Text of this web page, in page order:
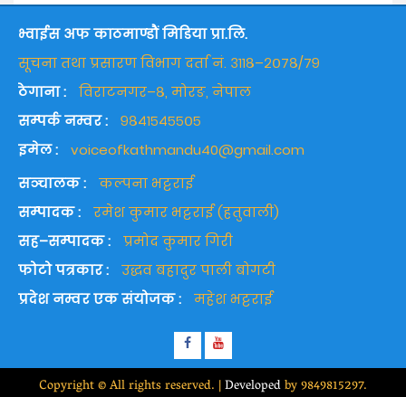
भ्वाईस अफ काठमाण्डौं मिडिया प्रा.लि.
सूचना तथा प्रसारण विभाग दर्ता नं. ३११८–२०७८/७९
ठेगाना :
विराटनगर–८, मोरङ, नेपाल
सम्पर्क नम्वर :
९८४१५४५५०५
इमेल :
voiceofkathmandu40@gmail.com
सञ्चालक :
कल्पना भट्टराई
सम्पादक :
रमेश कुमार भट्टराई (हतुवाली)
सह–सम्पादक :
प्रमोद कुमार गिरी
फोटो पत्रकार :
उद्धव बहादुर पाली बोगटी
प्रदेश नम्वर एक संयोजक :
महेश भट्टराई
Facebook
Youtube
Copyright © All rights reserved. |Developedby 9849815297.